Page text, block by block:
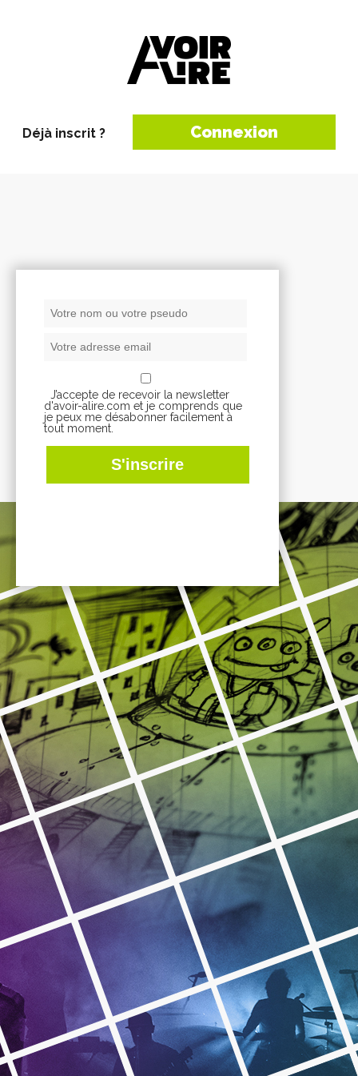
Déjà inscrit ? Connexion
J’accepte de recevoir la newsletter
d'avoir-alire.com et je comprends que
je peux me désabonner facilement à
tout moment.